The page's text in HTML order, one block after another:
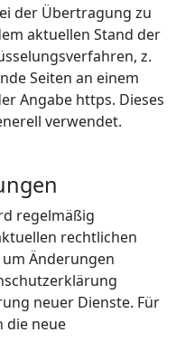
der Übertragung zu
aktuellen Stand der
z.
Seiten an einem
Angabe https. Dieses
verwendet.
regelmäßig
rechtlichen
Änderungen
neuer Dienste. Für
die neue